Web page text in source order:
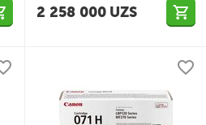
2 258 000 UZS